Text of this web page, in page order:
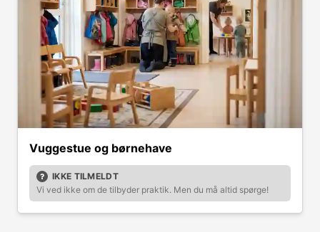
Vuggestue og børnehave
IKKE TILMELDT
Vi ved ikke om de tilbyder praktik. Men du må altid spørge!